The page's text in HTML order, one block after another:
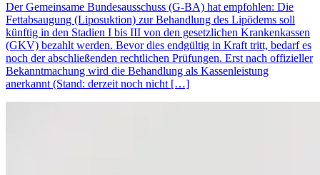
Der Gemeinsame Bundesausschuss (G-BA) hat empfohlen: Die
Fettabsaugung (Liposuktion) zur Behandlung des Lipödems soll
künftig in den Stadien I bis III von den gesetzlichen Krankenkassen
(GKV) bezahlt werden. Bevor dies endgültig in Kraft tritt, bedarf es
noch der abschließenden rechtlichen Prüfungen. Erst nach offizieller
Bekanntmachung wird die Behandlung als Kassenleistung
anerkannt (Stand: derzeit noch nicht […]